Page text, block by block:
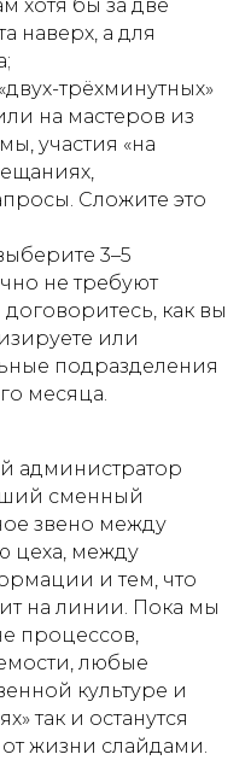
хотя бы за две
наверх, а для
трёхминутных»
на мастеров из
участия «на
Сложите это
3–5
не требуют
как вы
или
подразделения
месяца.
администратор
сменный
звено между
цеха, между
и тем, что
на линии. Пока мы
процессов,
любые
культуре и
так и останутся
жизни слайдами.